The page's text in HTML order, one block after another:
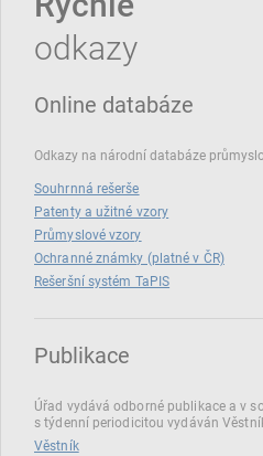
odkazy
Online databáze
Odkazy na národní databáze
Souhrnná rešerše
Patenty a užitné vzory
Průmyslové vzory
Ochranné známky (platné v ČR)
Rešeršní systém TaPIS
Publikace
Úřad vydává odborné publikace a v
s týdenní periodicitou vydáván
Věstník